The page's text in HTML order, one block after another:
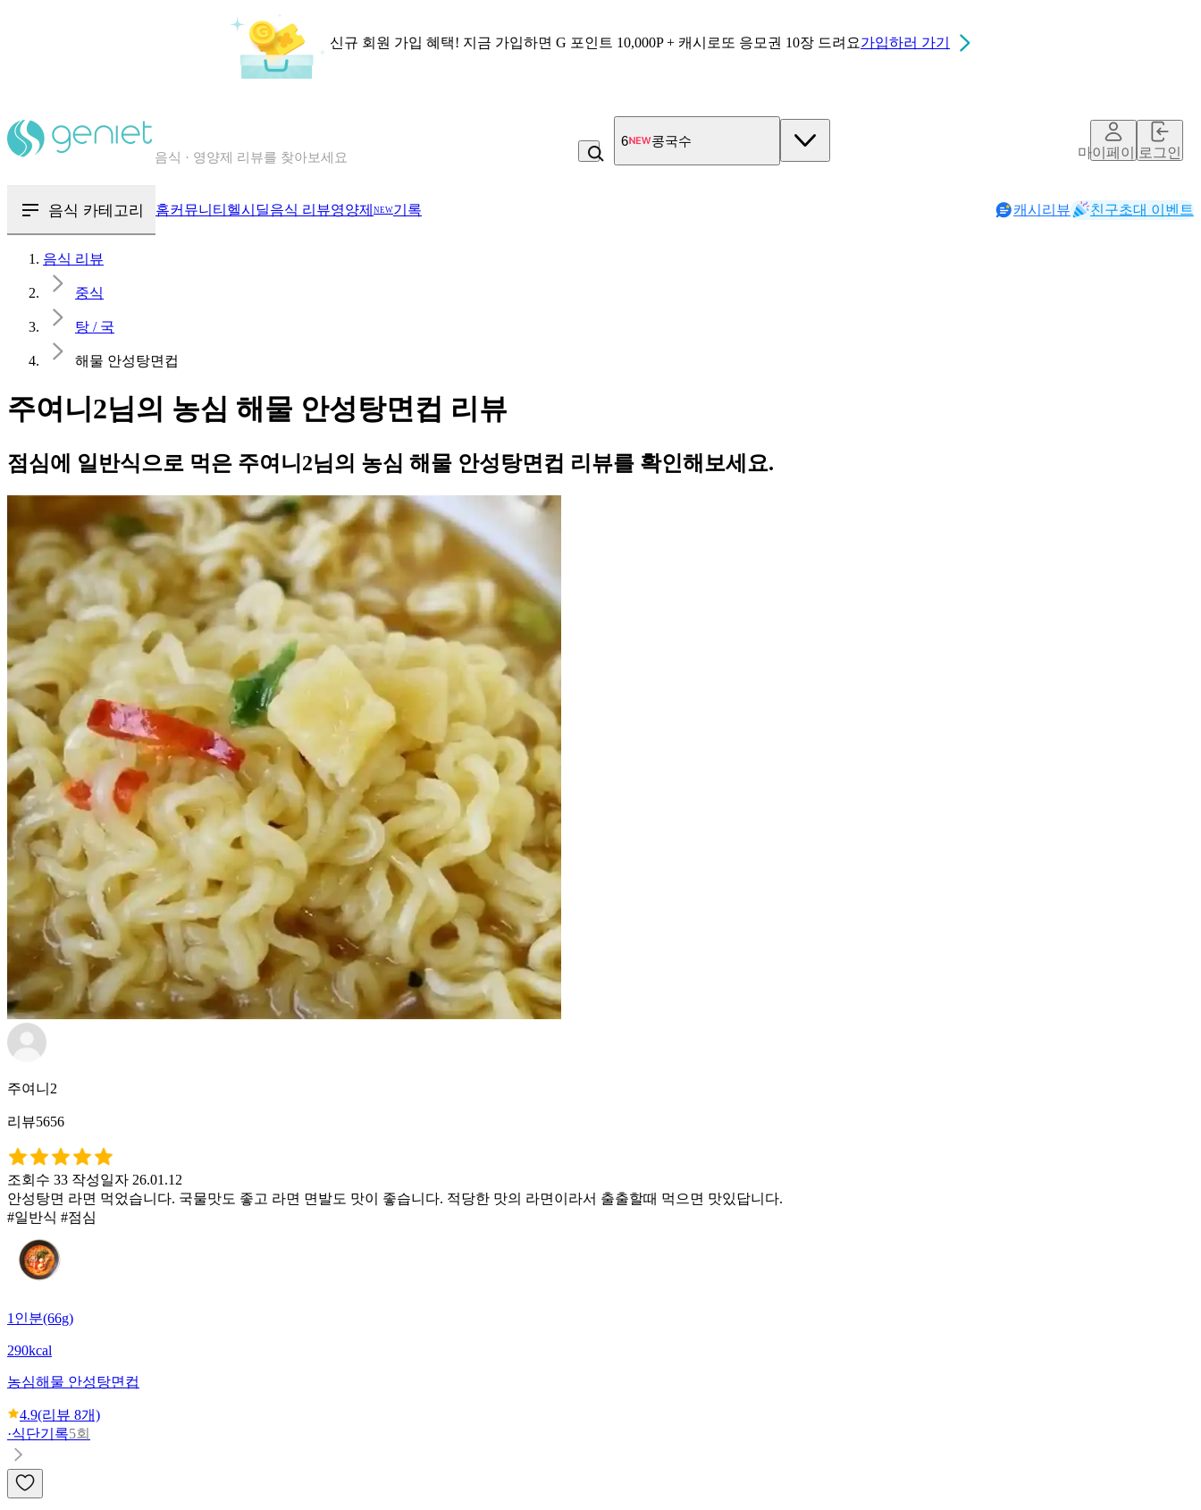
신규 회원 가입 혜택! 지금 가입하면 G 포인트 10,000P + 캐시로또 응모권 10장 드려요가입하러 가기
칼로리와 영양성분을 검색해보세요
6 콩국수
마이페이지로그인
음식 카테고리 홈커뮤니티 헬시딜음식 리뷰영양제 NEW기록 캐시리뷰 친구초대 이벤트
음식 리뷰
중식
탕 / 국
해물 안성탕면컵
주여니2님의 농심 해물 안성탕면컵 리뷰
점심에 일반식으로 먹은 주여니2님의 농심 해물 안성탕면컵 리뷰를 확인해보세요.
주여니2
리뷰5656
조회수 33 작성일자 26.01.12
안성탕면 라면 먹었습니다. 국물맛도 좋고 라면 면발도 맛이 좋습니다. 적당한 맛의 라면이라서 출출할때 먹으면 맛있답니다.
#일반식 #점심
1인분(66g)
290kcal
농심해물 안성탕면컵
4.9(리뷰 8개)
·식단기록5회